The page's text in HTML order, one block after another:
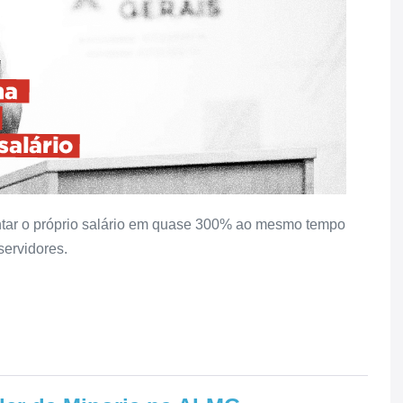
o próprio salário em quase 300% ao mesmo tempo